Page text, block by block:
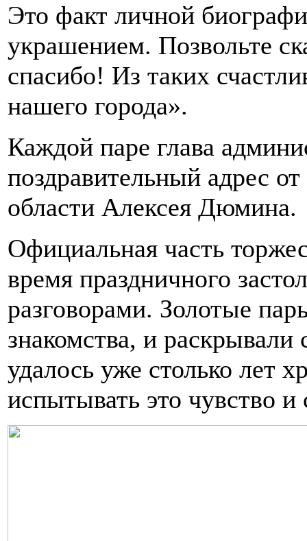
Это факт личной
украшением. Позвольте
спасибо! Из таких
нашего города».
Каждой паре глава
поздравительный адрес
области Алексея Дюмина.
Официальная часть
время праздничного
разговорами. Золотые
знакомства, и
удалось уже столько лет
испытывать это чувство и